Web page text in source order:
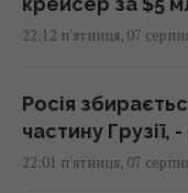
22:12 п'ятниця, 07
Росія
частину Грузії,
22:01 п'ятниця, 07